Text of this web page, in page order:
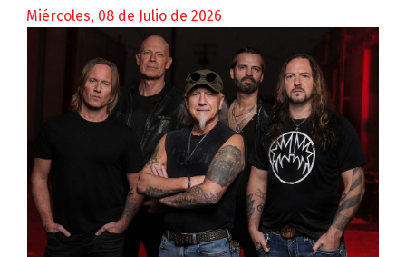
Miércoles, 08 de Julio de 2026